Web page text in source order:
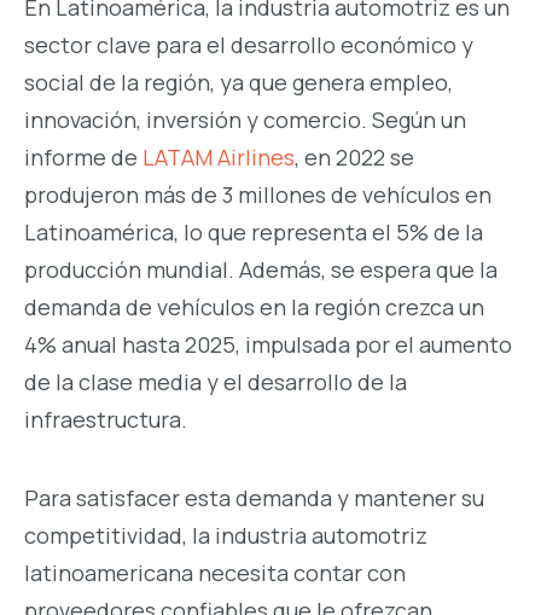
En Latinoamérica, la industria automotriz es un
sector clave para el desarrollo económico y
social de la región, ya que genera empleo,
innovación, inversión y comercio. Según un
informe de LATAM Airlines, en 2022 se
produjeron más de 3 millones de vehículos en
Latinoamérica, lo que representa el 5% de la
producción mundial. Además, se espera que la
demanda de vehículos en la región crezca un
4% anual hasta 2025, impulsada por el aumento
de la clase media y el desarrollo de la
infraestructura.
Para satisfacer esta demanda y mantener su
competitividad, la industria automotriz
latinoamericana necesita contar con